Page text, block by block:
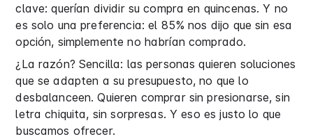
clave: querían dividir su compra en quincenas. Y no
es solo una preferencia: el 85% nos dijo que sin esa
opción, simplemente no habrían comprado.
¿La razón? Sencilla: las personas quieren soluciones
que se adapten a su presupuesto, no que lo
desbalanceen. Quieren comprar sin presionarse, sin
letra chiquita, sin sorpresas. Y eso es justo lo que
buscamos ofrecer.